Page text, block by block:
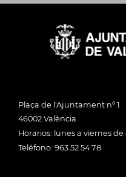
Plaça de l'Ajuntament nº 1
46002 València
Horarios: lunes a viernes de
Teléfono: 963 52 54 78